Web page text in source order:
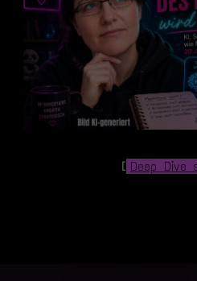
[ Deep Dive